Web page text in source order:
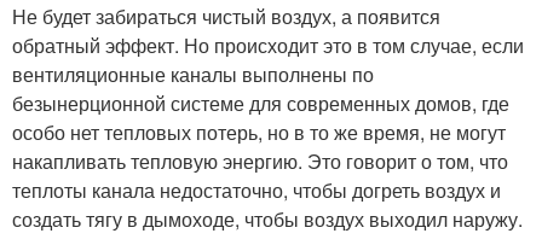
Не будет забираться чистый воздух, а появится
обратный эффект. Но происходит это в том случае, если
вентиляционные каналы выполнены по
безынерционной системе для современных домов, где
особо нет тепловых потерь, но в то же время, не могут
накапливать тепловую энергию. Это говорит о том, что
теплоты канала недостаточно, чтобы догреть воздух и
создать тягу в дымоходе, чтобы воздух выходил наружу.